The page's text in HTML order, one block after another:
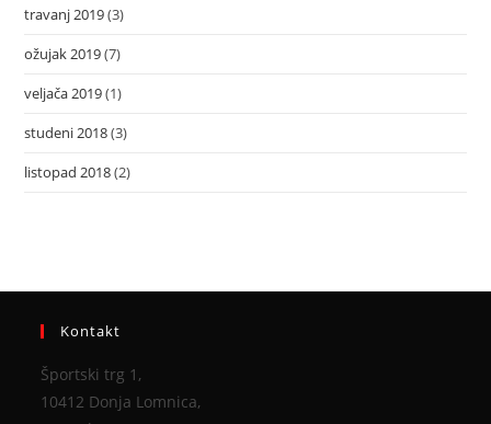
travanj 2019(3)
ožujak 2019(7)
veljača 2019(1)
studeni 2018(3)
listopad 2018(2)
Kontakt
Športski trg 1,
10412 Donja Lomnica,